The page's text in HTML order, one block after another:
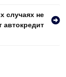
случаях не
автокредит